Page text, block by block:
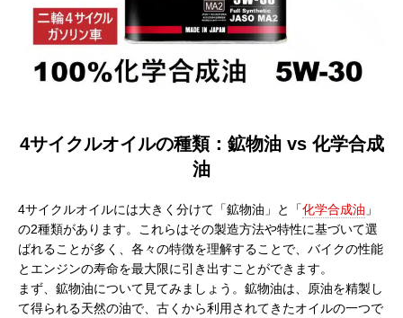
4サイクルオイルの種類：鉱物油 vs 化学合成
油
4サイクルオイルには大きく分けて「鉱物油」と「化学合成油 」
の2種類があります。これらはその製造方法や特性に基づいて選
ばれることが多く、各々の特徴を理解することで、バイクの性能
とエンジンの寿命を最大限に引き出すことができます。
まず、鉱物油について見てみましょう。鉱物油は、原油を精製し
て得られる天然の油で、古くから利用されてきたオイルの一つで